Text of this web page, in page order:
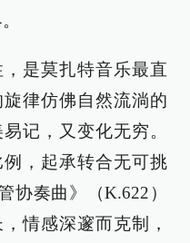
是莫扎特音乐最直
律仿佛自然流淌的
记，又变化无穷。
，起承转合无可挑
协奏曲》（K.622）
情感深邃而克制，